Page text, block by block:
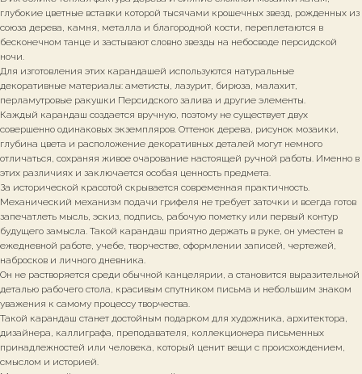
глубокие цветные вставки которой тысячами крошечных звезд, рожденных из
союза дерева, камня, металла и благородной кости, переплетаются в
бесконечном танце и застывают словно звезды на небосводе персидской
ночи.
Для изготовления этих карандашей используются натуральные
декоративные материалы: аметисты, лазурит, бирюза, малахит,
перламутровые ракушки Персидского залива и другие элементы.
Каждый карандаш создается вручную, поэтому не существует двух
совершенно одинаковых экземпляров. Оттенок дерева, рисунок мозаики,
глубина цвета и расположение декоративных деталей могут немного
отличаться, сохраняя живое очарование настоящей ручной работы. Именно в
этих различиях и заключается особая ценность предмета.
За исторической красотой скрывается современная практичность.
Механический механизм подачи грифеля не требует заточки и всегда готов
запечатлеть мысль, эскиз, подпись, рабочую пометку или первый контур
будущего замысла. Такой карандаш приятно держать в руке, он уместен в
ежедневной работе, учебе, творчестве, оформлении записей, чертежей,
набросков и личного дневника.
Он не растворяется среди обычной канцелярии, а становится выразительной
деталью рабочего стола, красивым спутником письма и небольшим знаком
уважения к самому процессу творчества.
Такой карандаш станет достойным подарком для художника, архитектора,
дизайнера, каллиграфа, преподавателя, коллекционера письменных
принадлежностей или человека, который ценит вещи с происхождением,
смыслом и историей.